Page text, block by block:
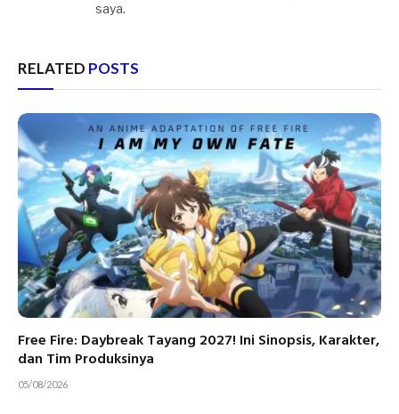
saya.
RELATED POSTS
Free Fire: Daybreak Tayang 2027! Ini Sinopsis, Karakter,
dan Tim Produksinya
05/08/2026